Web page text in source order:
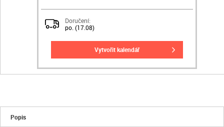
Doručení:
po. (17.08)
vytvořit kalendář
Popis